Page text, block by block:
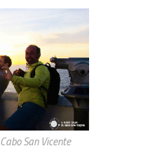
San Vicente